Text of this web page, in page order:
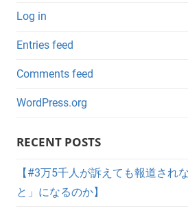
Log in
Entries feed
Comments feed
WordPress.org
RECENT POSTS
【#3万5千人が訴えても報道され
と」になるのか】